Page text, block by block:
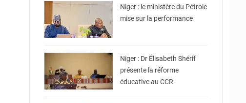
Niger : le ministère du Pétrole
mise sur la performance
© Ministère de l’Education
Niger : Dr Élisabeth Shérif
présente la réforme
éducative au CCR
© Ministère Nigérien de